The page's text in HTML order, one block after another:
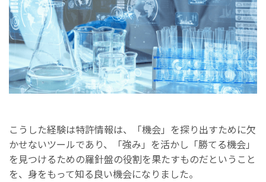
こうした経験は特許情報は、「機会」を探り出すために欠
かせないツールであり、「強み」を活かし「勝てる機会」
を見つけるための羅針盤の役割を果たすものだということ
を、身をもって知る良い機会になりました。